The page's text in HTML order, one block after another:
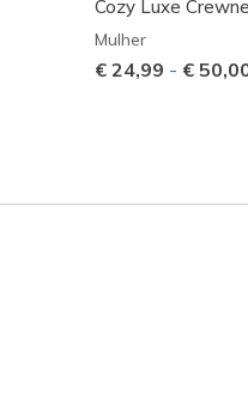
Cozy Luxe
Mulher
€ 24,99 - €